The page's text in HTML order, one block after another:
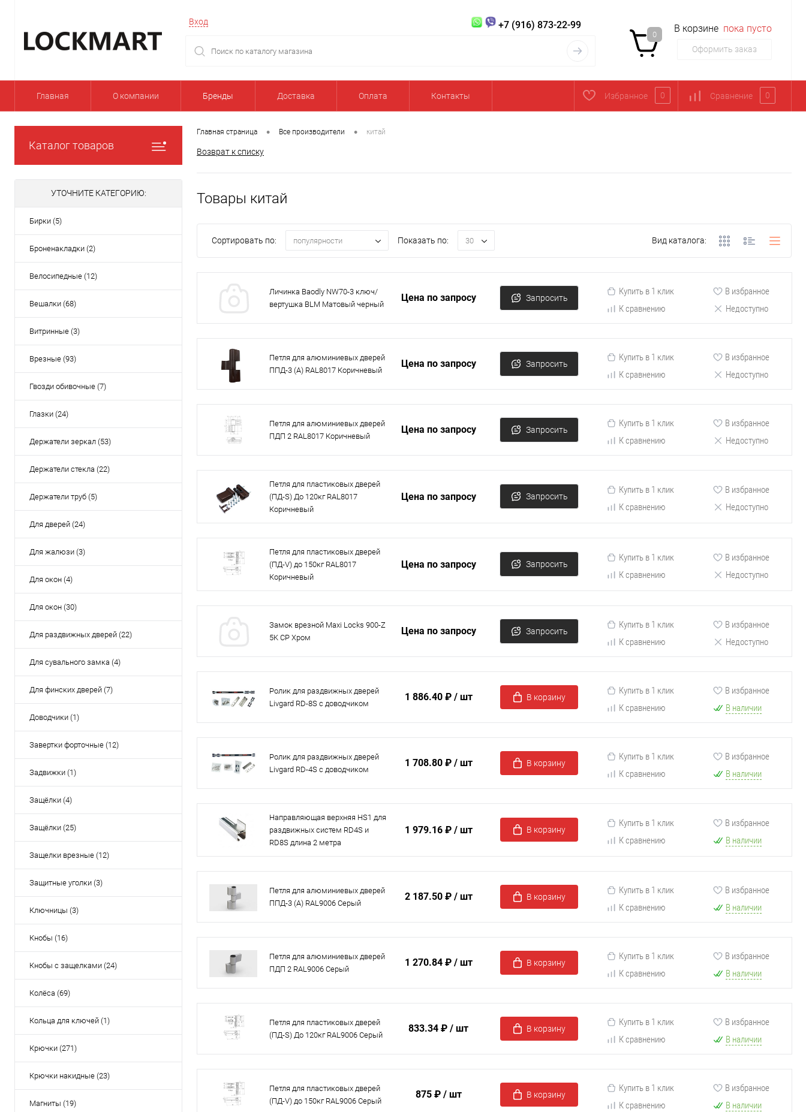
Вход +7 (916) 873-22-99
0
В корзине пока пусто
Оформить заказ
Главная О компании Бренды Доставка Оплата Контакты Избранное 0 Сравнение 0
Каталог товаров
УТОЧНИТЕ КАТЕГОРИЮ:
Бирки (5)
Броненакладки (2)
Велосипедные (12)
Вешалки (68)
Витринные (3)
Врезные (93)
Гвозди обивочные (7)
Глазки (24)
Держатели зеркал (53)
Держатели стекла (22)
Держатели труб (5)
Для дверей (24)
Для жалюзи (3)
Для окон (4)
Для окон (30)
Для раздвижных дверей (22)
Для сувального замка (4)
Для финских дверей (7)
Доводчики (1)
Завертки форточные (12)
Задвижки (1)
Защёлки (4)
Защёлки (25)
Защелки врезные (12)
Защитные уголки (3)
Ключницы (3)
Кнобы (16)
Кнобы с защелками (24)
Колёса (69)
Кольца для ключей (1)
Крючки (271)
Крючки накидные (23)
Магниты (19)
Главная страница • Все производители • китай
Возврат к списку
Товары китай
Сортировать по: популярности Показать по: 30 Вид каталога:
Личинка Baodly NW70-3 ключ/
вертушка BLM Матовый черный
Цена по запросу Запросить
Купить в 1 клик
К сравнению
В избранное
Недоступно
Петля для алюминиевых дверей
ППД-3 (A) RAL8017 Коричневый
Цена по запросу Запросить
Купить в 1 клик
К сравнению
В избранное
Недоступно
Петля для алюминиевых дверей
ПДП 2 RAL8017 Коричневый
Цена по запросу Запросить
Купить в 1 клик
К сравнению
В избранное
Недоступно
Петля для пластиковых дверей
(ПД-S) До 120кг RAL8017
Коричневый
Цена по запросу Запросить
Купить в 1 клик
К сравнению
В избранное
Недоступно
Петля для пластиковых дверей
(ПД-V) до 150кг RAL8017
Коричневый
Цена по запросу Запросить
Купить в 1 клик
К сравнению
В избранное
Недоступно
Замок врезной Maxi Locks 900-Z
5K CP Хром
Цена по запросу Запросить
Купить в 1 клик
К сравнению
В избранное
Недоступно
Ролик для раздвижных дверей
Livgard RD-8S с доводчиком
1 886.40 ₽ / шт В корзину
Купить в 1 клик
К сравнению
В избранное
В наличии
Ролик для раздвижных дверей
Livgard RD-4S с доводчиком
1 708.80 ₽ / шт В корзину
Купить в 1 клик
К сравнению
В избранное
В наличии
Направляющая верхняя HS1 для
раздвижных систем RD4S и
RD8S длина 2 метра
1 979.16 ₽ / шт В корзину
Купить в 1 клик
К сравнению
В избранное
В наличии
Петля для алюминиевых дверей
ППД-3 (A) RAL9006 Серый
2 187.50 ₽ / шт В корзину
Купить в 1 клик
К сравнению
В избранное
В наличии
Петля для алюминиевых дверей
ПДП 2 RAL9006 Серый
1 270.84 ₽ / шт В корзину
Купить в 1 клик
К сравнению
В избранное
В наличии
Петля для пластиковых дверей
(ПД-S) До 120кг RAL9006 Серый
833.34 ₽ / шт В корзину
Купить в 1 клик
К сравнению
В избранное
В наличии
Петля для пластиковых дверей
(ПД-V) до 150кг RAL9006 Серый
875 ₽ / шт В корзину
Купить в 1 клик
К сравнению
В избранное
В наличии